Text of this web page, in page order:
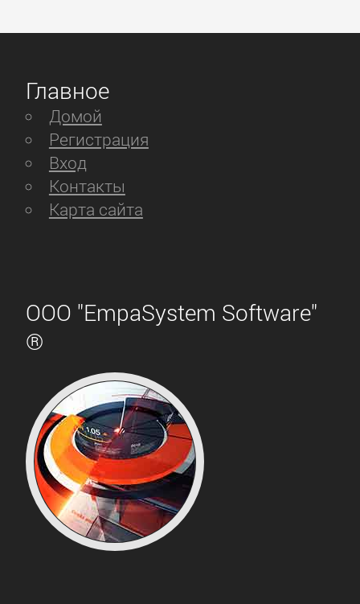
Главное
Домой
Регистрация
Вход
Контакты
Карта сайта
ООО "EmpaSystem Software"
®